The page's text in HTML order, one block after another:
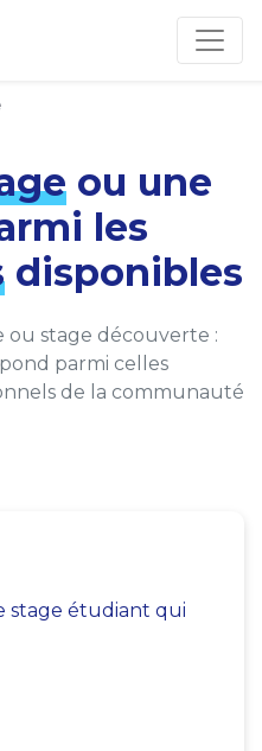
ou une
les
disponibles
stage découverte :
parmi celles
de la communauté
stage étudiant qui